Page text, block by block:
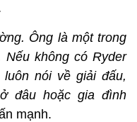
Ông là một trong
không có Ryder
nói về giải đấu,
đâu hoặc gia đình
mạnh.